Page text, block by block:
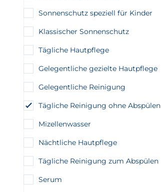
Sonnenschutz speziell für Kinder
Klassischer Sonnenschutz
Tägliche Hautpflege
Gelegentliche gezielte Hautpflege
Gelegentliche Reinigung
Tägliche Reinigung ohne Abspülen
Mizellenwasser
Nächtliche Hautpflege
Tägliche Reinigung zum Abspülen
Serum